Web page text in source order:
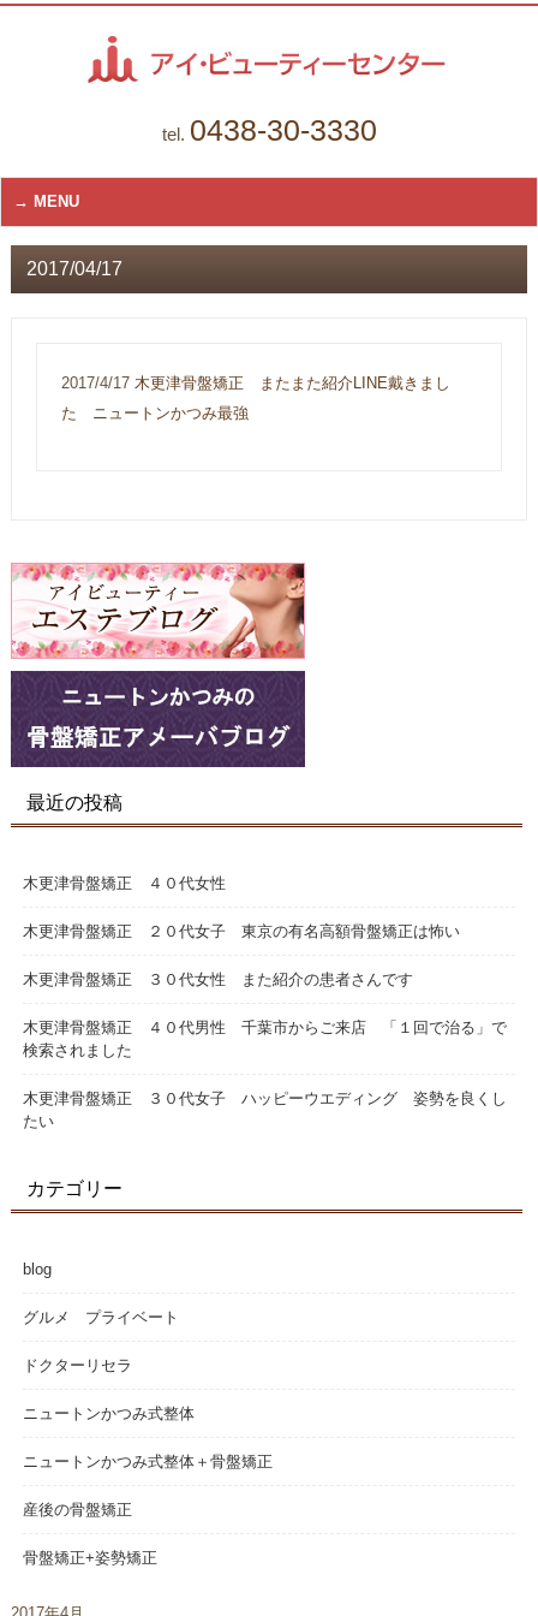
tel. 0438-30-3330
MENU
2017/04/17
2017/4/17 木更津骨盤矯正 またまた紹介LINE戴きまし
た ニュートンかつみ最強
最近の投稿
木更津骨盤矯正 ４０代女性
木更津骨盤矯正 ２０代女子 東京の有名高額骨盤矯正は怖い
木更津骨盤矯正 ３０代女性 また紹介の患者さんです
木更津骨盤矯正 ４０代男性 千葉市からご来店 「１回で治る」で
検索されました
木更津骨盤矯正 ３０代女子 ハッピーウエディング 姿勢を良くし
たい
カテゴリー
blog
グルメ プライベート
ドクターリセラ
ニュートンかつみ式整体
ニュートンかつみ式整体＋骨盤矯正
産後の骨盤矯正
骨盤矯正+姿勢矯正